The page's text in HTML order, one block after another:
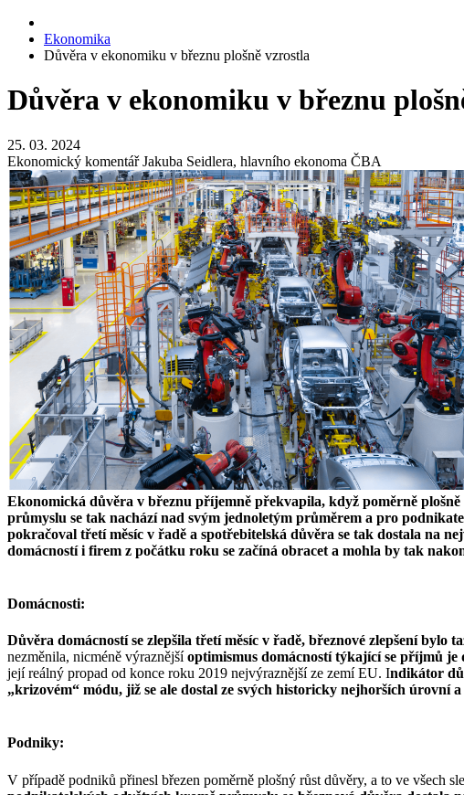
Ekonomika
Důvěra v ekonomiku v březnu plošně vzrostla
Důvěra v ekonomiku v březnu
25. 03. 2024
Ekonomický komentář Jakuba Seidlera, hlavního ekonoma ČBA
Ekonomická důvěra v březnu příjemně překvapila, když poměrně plošně
průmyslu se tak nachází nad svým jednoletým průměrem a pro
pokračoval třetí měsíc v řadě a spotřebitelská důvěra se tak dostala na
domácností i firem z počátku roku se začíná obracet a mohla by tak
Domácnosti:
Důvěra domácností se zlepšila třetí měsíc v řadě, březnové zlepšení bylo
nezměnila, nicméně výraznějšíoptimismus domácností týkající se příjmů
její reálný propad od konce roku 2019 nejvýraznější ze zemí EU. Indikátor
„krizovém“ módu, již se ale dostal ze svých historicky nejhorších úrovní
Podniky:
V případě podniků přinesl březen poměrně plošný růst důvěry, a to ve všech